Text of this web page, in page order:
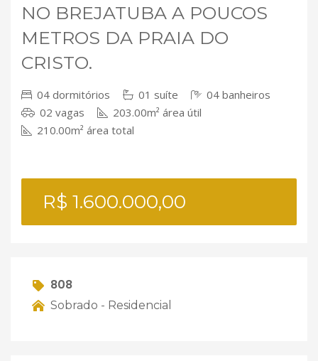
NO BREJATUBA A POUCOS
METROS DA PRAIA DO
CRISTO.
04 dormitórios 01 suíte
04 banheiros
02 vagas
203.00m² área útil
210.00m² área total
R$ 1.600.000,00
808
Sobrado - Residencial